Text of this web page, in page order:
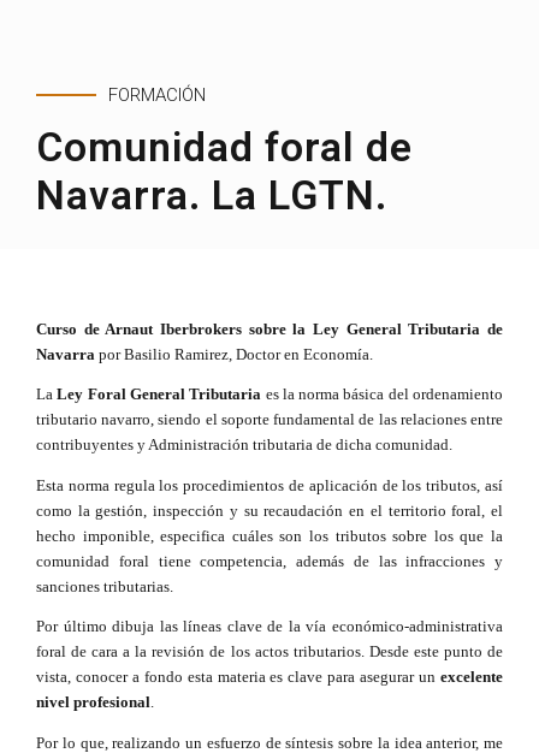
FORMACIÓN
Comunidad foral de
Navarra. La LGTN.
Curso de Arnaut Iberbrokers sobre la Ley General Tributaria de
Navarra por Basilio Ramirez, Doctor en Economía.
LaLey Foral General Tributaria es la norma básica del ordenamiento
tributario navarro, siendo el soporte fundamental de las relaciones entre
contribuyentes y Administración tributaria de dicha comunidad.
Esta norma regula los procedimientos de aplicación de los tributos, así
como la gestión, inspección y su recaudación en el territorio foral, el
hecho imponible, especifica cuáles son los tributos sobre los que la
comunidad foral tiene competencia, además de las infracciones y
sanciones tributarias.
Por último dibuja las líneas clave de la vía económico-administrativa
foral de cara a la revisión de los actos tributarios. Desde este punto de
vista, conocer a fondo esta materia es clave para asegurar un excelente
nivel profesional.
Por lo que, realizando un esfuerzo de síntesis sobre la idea anterior, me